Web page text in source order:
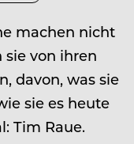
machen nicht
sie von ihren
davon, was sie
sie es heute
Tim Raue.